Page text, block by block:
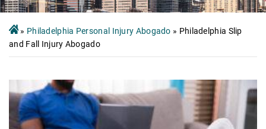
» Philadelphia Personal Injury Abogado » Philadelphia Slip
and Fall Injury Abogado